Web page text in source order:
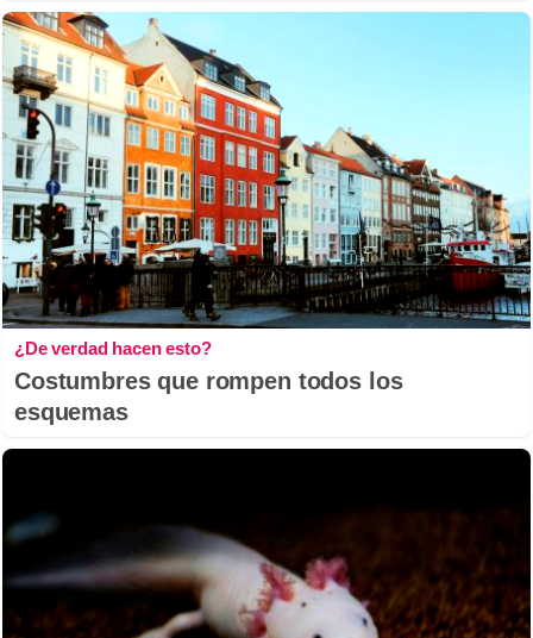
¿De verdad hacen esto?
Costumbres que rompen todos los
esquemas